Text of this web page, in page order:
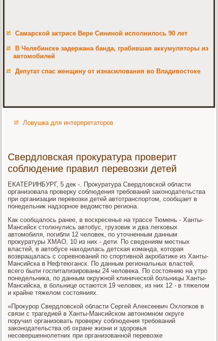
Самарской актрисе Вере Сининой исполнилось 90 лет
В Челябинске задержана банда, грабившая аккумуляторы из
автомобилей
Депутат спас женщину от изнасилования во Владивостоке
Ловушка для интерпретаторов
Свердловская прокуратура проверит
соблюдение правил перевозки детей
ЕКАТЕРИНБУРГ, 5 дек -. Прокуратура Свердловской области
организовала проверку соблюдения требований законодательства
при организации перевозки детей автотранспортом, сообщает в
понедельник надзорное ведомство региона.
Как сообщалось ранее, в воскресенье на трассе Тюмень - Ханты-
Мансийск столкнулись автобус, грузовик и два легковых
автомобиля, погибли 12 человек, по уточненным данным
прокуратуры ХМАО, 10 из них - дети. По сведениям местных
властей, в автобусе находилась детская команда, которая
возвращалась с соревнований по спортивной акробатике из Ханты-
Мансийска в Нефтеюганск. По данным региональных властей,
всего были госпитализированы 24 человека. По состоянию на утро
понедельника, по данным окружной клинической больницы Ханты-
Мансийска, в больнице остаются 19 человек, из них 12 - в тяжелом
и крайне тяжелом состояниях.
«Прокурор Свердловской области Сергей Алексеевич Охлопков в
связи с трагедией в Ханты-Мансийском автономном округе
поручил организовать проверку соблюдения требований
законодательства об охране жизни и здоровья
несовершеннолетних при организованной перевозке